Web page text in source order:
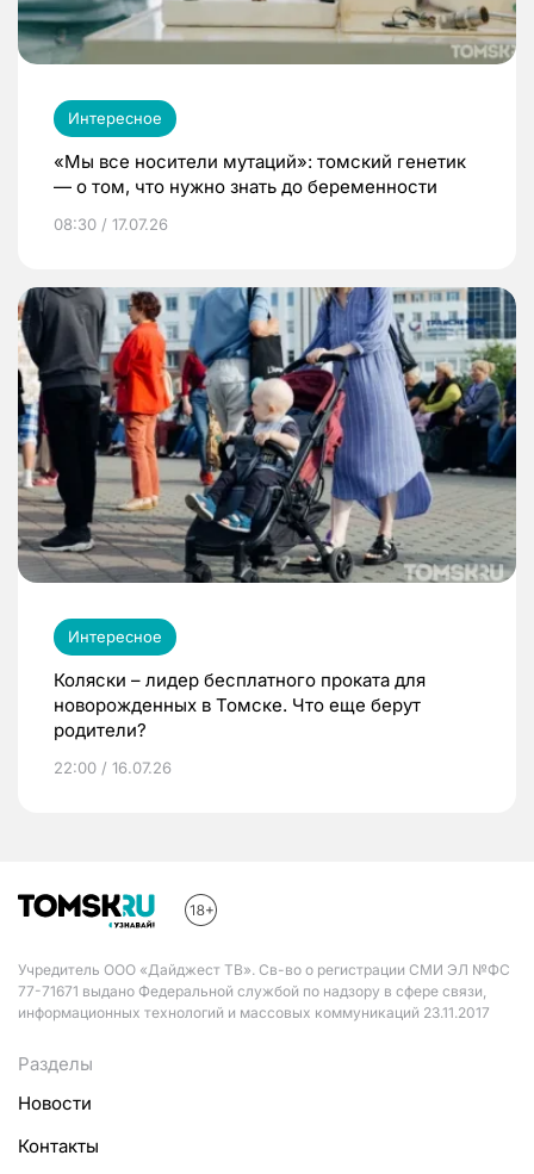
Интересное
«Мы все носители мутаций»: томский генетик
— о том, что нужно знать до беременности
08:30 / 17.07.26
Интересное
Коляски – лидер бесплатного проката для
новорожденных в Томске. Что еще берут
родители?
22:00 / 16.07.26
Учредитель ООО «Дайджест ТВ». Св-во о регистрации СМИ ЭЛ №ФС
77-71671 выдано Федеральной службой по надзору в сфере связи,
информационных технологий и массовых коммуникаций 23.11.2017
Разделы
Новости
Контакты